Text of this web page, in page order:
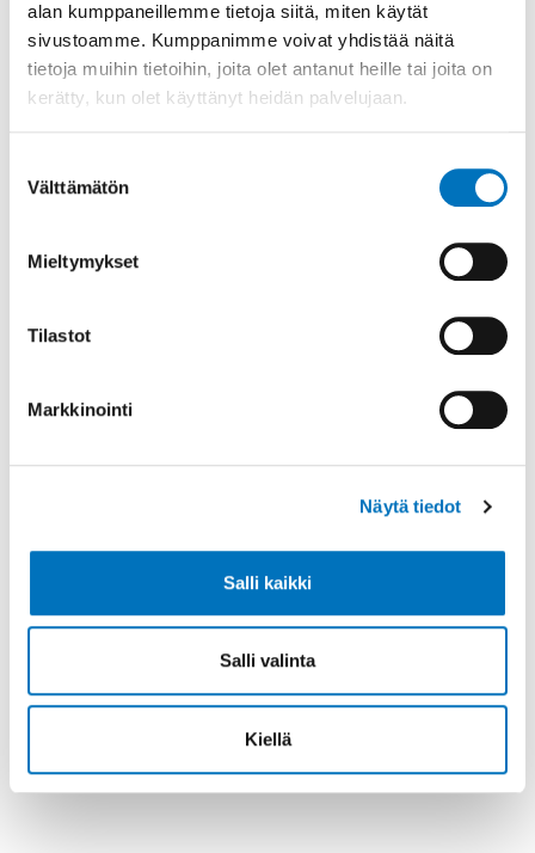
alan kumppaneillemme tietoja siitä, miten käytät
sivustoamme. Kumppanimme voivat yhdistää näitä
tietoja muihin tietoihin, joita olet antanut heille tai joita on
kerätty, kun olet käyttänyt heidän palvelujaan.
valinta
Välttämätön
Mieltymykset
Tilastot
Markkinointi
Näytä tiedot
Salli kaikki
Salli valinta
Kiellä
Jaa